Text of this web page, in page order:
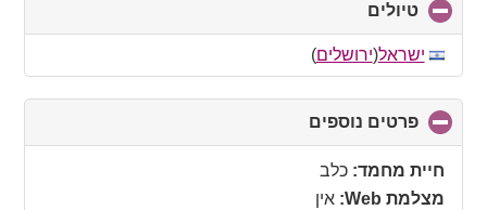
טיולים
to
collapse
contents
ישראל(ירושלים)
פרטים נוספים
to
חיית מחמד: כלב
מצלמת Web:
אין